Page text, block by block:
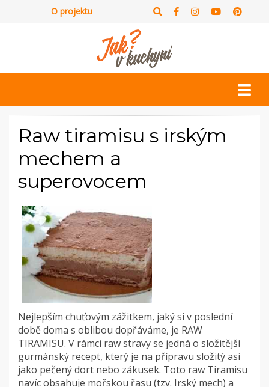
O projektu
Raw tiramisu s irským
mechem a
superovocem
Nejlepším chuťovým zážitkem, jaký si v poslední
době doma s oblibou dopřáváme, je RAW
TIRAMISU. V rámci raw stravy se jedná o složitější
gurmánský recept, který je na přípravu složitý asi
jako pečený dort nebo zákusek. Toto raw Tiramisu
navíc obsahuje mořskou řasu (tzv. Irský mech) a